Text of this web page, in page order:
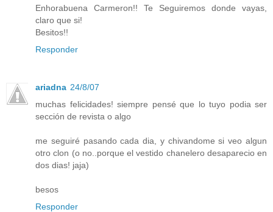
Enhorabuena Carmeron!! Te Seguiremos donde vayas,
claro que si!
Besitos!!
Responder
ariadna 24/8/07
muchas felicidades! siempre pensé que lo tuyo podia ser
sección de revista o algo
me seguiré pasando cada dia, y chivandome si veo algun
otro clon (o no..porque el vestido chanelero desaparecio en
dos dias! jaja)
besos
Responder